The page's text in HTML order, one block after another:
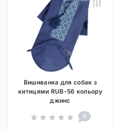
Вишиванка для собак з
китицями RUB-56 кольору
джинс
0